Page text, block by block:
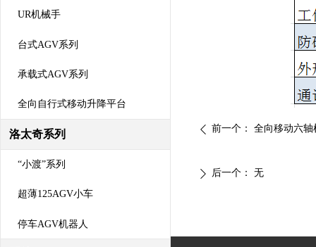
ꄴ 前一个： 全向移动六轴
ꄲ 后一个： 无
UR机械手
台式AGV系列
承载式AGV系列
全向自行式移动升降平台
洛太奇系列
“小渡”系列
超薄125AGV小车
停车AGV机器人